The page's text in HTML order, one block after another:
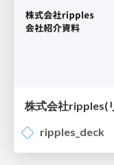
株式会社ripples(
ripples_deck